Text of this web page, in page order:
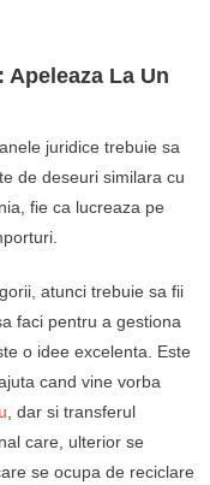
La Un
juridice trebuie sa
de deseuri similara cu
fie ca lucreaza pe
atunci trebuie sa fii
faci pentru a gestiona
o idee excelenta. Este
cand vine vorba
, dar si transferul
care, ulterior se
se ocupa de reciclare